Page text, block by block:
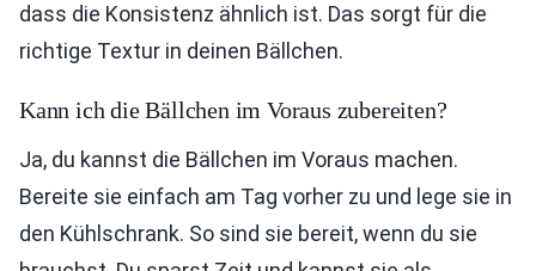
dass die Konsistenz ähnlich ist. Das sorgt für die
richtige Textur in deinen Bällchen.
Kann ich die Bällchen im Voraus zubereiten?
Ja, du kannst die Bällchen im Voraus machen.
Bereite sie einfach am Tag vorher zu und lege sie in
den Kühlschrank. So sind sie bereit, wenn du sie